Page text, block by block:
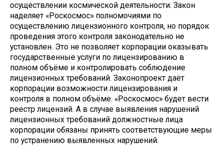
осуществлении космической деятельности. Закон
наделяет «Роскосмос» полномочиями по
осуществлению лицензионного контроля, но порядок
проведения этого контроля законодательно не
установлен. Это не позволяет корпорации оказывать
государственные услуги по лицензированию в
полном объёме и контролировать соблюдение
лицензионных требований. Законопроект даёт
корпорации возможности лицензирования и
контроля в полном объёме. «Роскосмос» будет вести
реестр лицензий. А в случае выявления нарушений
лицензионных требований должностные лица
корпорации обязаны принять соответствующие меры
по устранению выявленных нарушений.